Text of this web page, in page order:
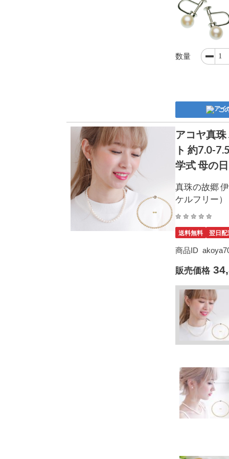
数量
こ
アコヤ真
ト 約7.0-
学式 母の
真珠の故郷
ケルフリー）
送料無料 翌日配
商品ID
販売価格